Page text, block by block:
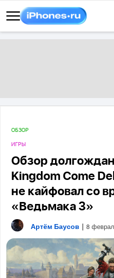
ОБЗОР
ИГРЫ
Обзор
Kingdom Come
не кайфовал со
«Ведьмака 3»
Артём Баусов | 8